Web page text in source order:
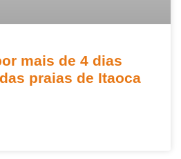
mais de 4 dias
praias de Itaoca